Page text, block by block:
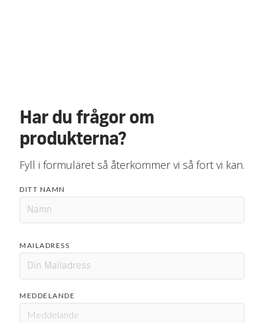
Har du frågor om
produkterna?
Fyll i formuläret så återkommer vi så fort vi kan.
DITT NAMN
MAILADRESS
MEDDELANDE